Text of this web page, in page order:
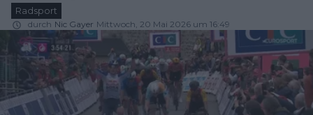
Radsport
durch Nic Gayer Mittwoch, 20 Mai 2026 um 16:49